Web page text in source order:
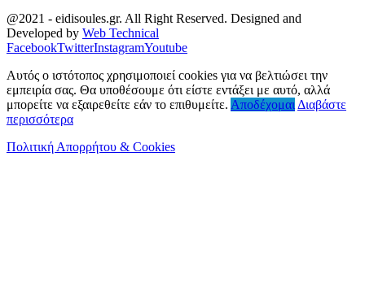
@2021 - eidisoules.gr. All Right Reserved. Designed and
Developed by Web Technical
FacebookTwitterInstagramYoutube
Αυτός ο ιστότοπος χρησιμοποιεί cookies για να βελτιώσει την
εμπειρία σας. Θα υποθέσουμε ότι είστε εντάξει με αυτό, αλλά
μπορείτε να εξαιρεθείτε εάν το επιθυμείτε. Αποδέχομαι Διαβάστε
περισσότερα
Πολιτική Απορρήτου & Cookies